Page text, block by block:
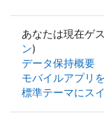
あなたは現在ゲ
ン)
データ保持概要
モバイルアプリ
標準テーマにス